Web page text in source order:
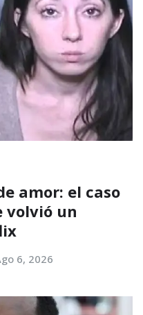
amor: el caso
volvió un
6, 2026